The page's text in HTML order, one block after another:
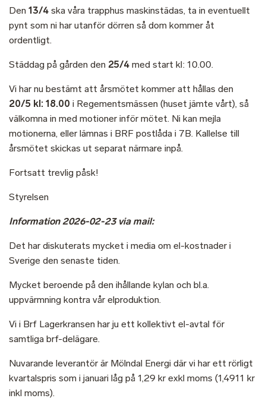
Den 13/4 ska våra trapphus maskinstädas, ta in eventuellt
pynt som ni har utanför dörren så dom kommer åt
ordentligt.
Städdag på gården den 25/4 med start kl: 10.00.
Vi har nu bestämt att årsmötet kommer att hållas den
20/5 kl: 18.00 i Regementsmässen (huset jämte vårt), så
välkomna in med motioner inför mötet. Ni kan mejla
motionerna, eller lämnas i BRF postlåda i 7B. Kallelse till
årsmötet skickas ut separat närmare inpå.
Fortsatt trevlig påsk!
Styrelsen
Information 2026-02-23 via mail:
Det har diskuterats mycket i media om el-kostnader i
Sverige den senaste tiden.
Mycket beroende på den ihållande kylan och bl.a.
uppvärmning kontra vår elproduktion.
Vi i Brf Lagerkransen har ju ett kollektivt el-avtal för
samtliga brf-delägare.
Nuvarande leverantör är Mölndal Energi där vi har ett rörligt
kvartalspris som i januari låg på 1,29 kr exkl moms (1,4911 kr
inkl moms).